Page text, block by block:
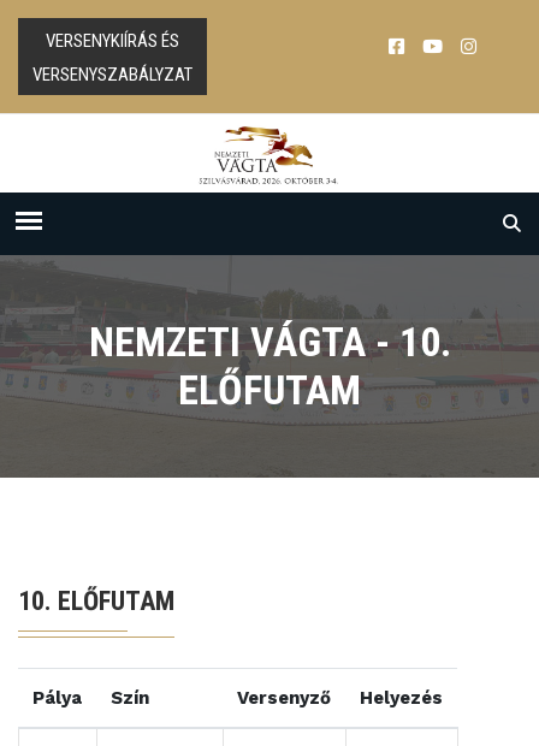
VERSENYKIÍRÁS ÉS
VERSENYSZABÁLYZAT
NEMZETI VÁGTA - 10.
ELŐFUTAM
10. ELŐFUTAM
Pálya Szín Versenyző Helyezés